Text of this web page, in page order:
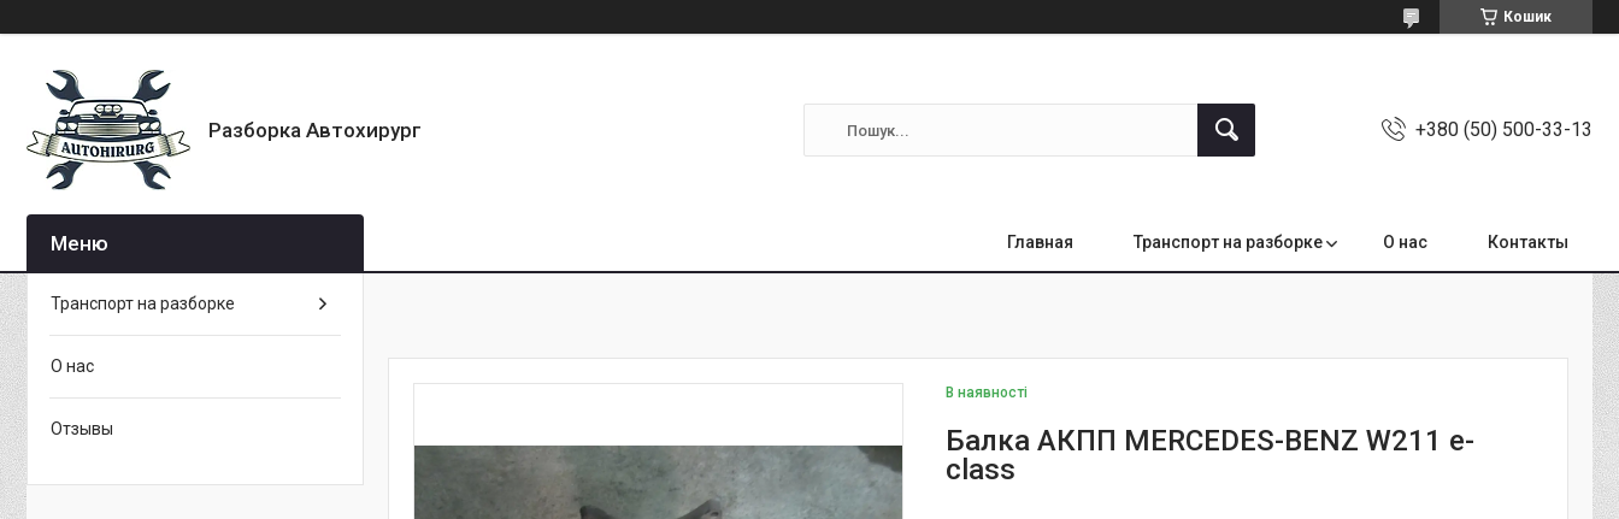
Кошик
Разборка Автохирург +380 (50) 500-33-13
Главная Транспорт на разборке О нас Контакты
В наявності
Балка АКПП MERCEDES-BENZ W211 e-
class
Транспорт на разборке
О нас
Отзывы